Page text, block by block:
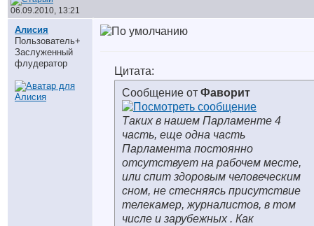
06.09.2010, 13:21
Алисия
Пользователь+
Заслуженный
флудератор
Цитата:
Сообщение от Фаворит
Таких в нашем Парламенте 4
часть, еще одна часть
Парламента постоянно
отсутствует на рабочем месте,
или спит здоровым человеческим
сном, не стесняясь присутствие
телекамер, журналистов, в том
числе и зарубежных . Как